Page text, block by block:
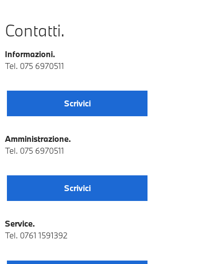
Contatti.
Informazioni.
Tel. 075 6970511
Scrivici
Amministrazione.
Tel. 075 6970511
Scrivici
Service.
Tel. 0761 1591392